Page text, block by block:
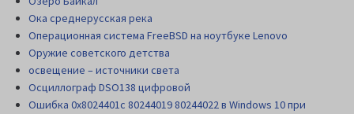
Ока среднерусская река
Операционная система FreeBSD на ноутбуке Lenovo
Оружие советского детства
освещение – источники света
Осциллограф DSO138 цифровой
Ошибка 0x8024401c 80244019 80244022 в Windows 10 при